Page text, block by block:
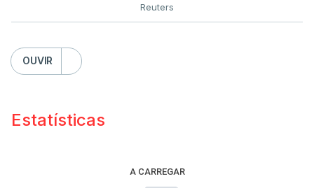
Reuters
OUVIR
Estatísticas
A CARREGAR